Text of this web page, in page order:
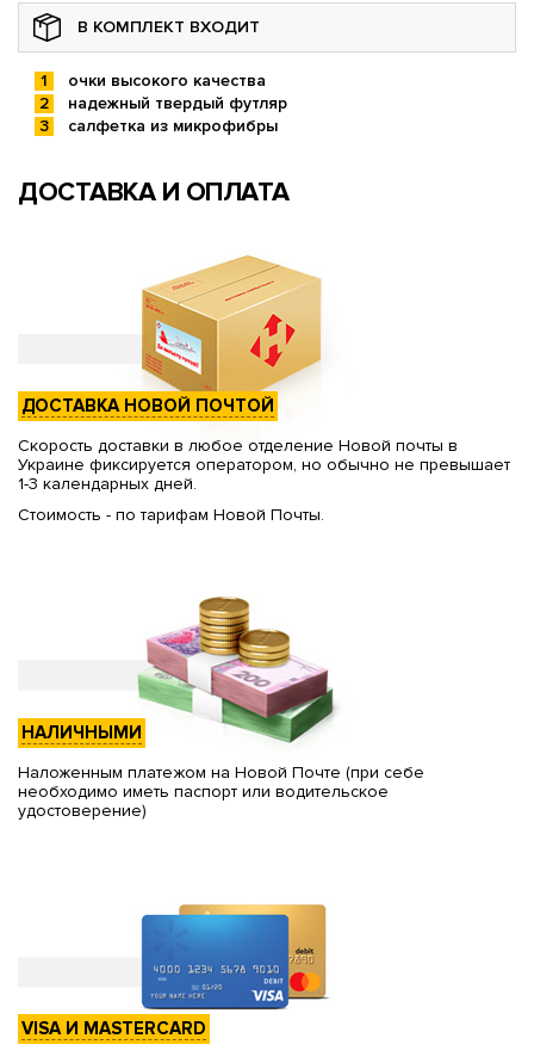
В КОМПЛЕКТ ВХОДИТ
очки высокого качества
надежный твердый футляр
салфетка из микрофибры
ДОСТАВКА И ОПЛАТА
ДОСТАВКА НОВОЙ ПОЧТОЙ
Скорость доставки в любое отделение Новой почты в
Украине фиксируется оператором, но обычно не превышает
1-3 календарных дней.
Стоимость - по тарифам Новой Почты.
НАЛИЧНЫМИ
Наложенным платежом на Новой Почте (при себе
необходимо иметь паспорт или водительское
удостоверение)
VISA И MASTERCARD